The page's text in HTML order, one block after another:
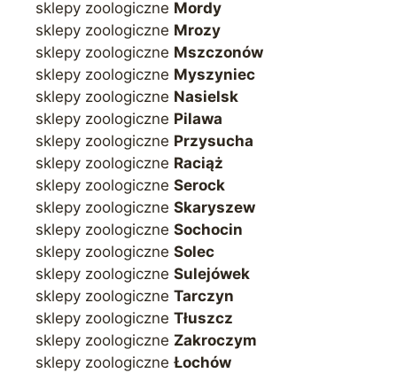
sklepy zoologiczne Mordy
sklepy zoologiczne Mrozy
sklepy zoologiczne Mszczonów
sklepy zoologiczne Myszyniec
sklepy zoologiczne Nasielsk
sklepy zoologiczne Pilawa
sklepy zoologiczne Przysucha
sklepy zoologiczne Raciąż
sklepy zoologiczne Serock
sklepy zoologiczne Skaryszew
sklepy zoologiczne Sochocin
sklepy zoologiczne Solec
sklepy zoologiczne Sulejówek
sklepy zoologiczne Tarczyn
sklepy zoologiczne Tłuszcz
sklepy zoologiczne Zakroczym
sklepy zoologiczne Łochów